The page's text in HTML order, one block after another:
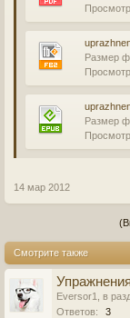
Размер
Размер
14 мар 2012
Смотрите также
Eversor1 , в
Ответов:
3